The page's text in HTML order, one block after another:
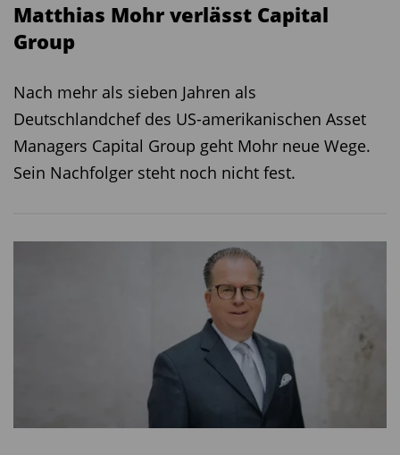
Matthias Mohr verlässt Capital
Group
Nach mehr als sieben Jahren als
Deutschlandchef des US-amerikanischen Asset
Managers Capital Group geht Mohr neue Wege.
Sein Nachfolger steht noch nicht fest.